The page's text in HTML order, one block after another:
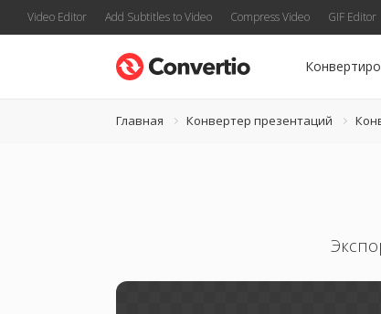
Video Editor Add Subtitles to Video Compress Video GIF Editor
Главная Конвертер презентаций